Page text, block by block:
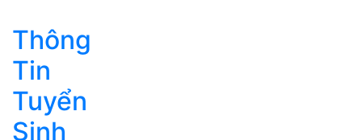
Thông
Tin
Tuyển
Sinh